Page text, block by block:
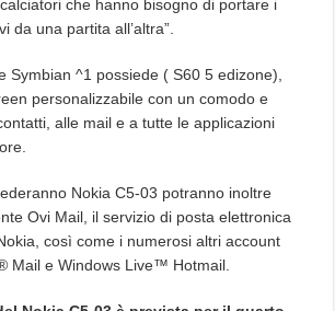
che hanno bisogno di portare i
da una partita all’altra”.
Symbian ^1 possiede ( S60 5 edizone),
personalizzabile con un comodo e
alle mail e a tutte le applicazioni
Nokia C5-03 potranno inoltre
Ovi Mail, il servizio di posta elettronica
così come i numerosi altri account
Mail e Windows Live™ Hotmail.